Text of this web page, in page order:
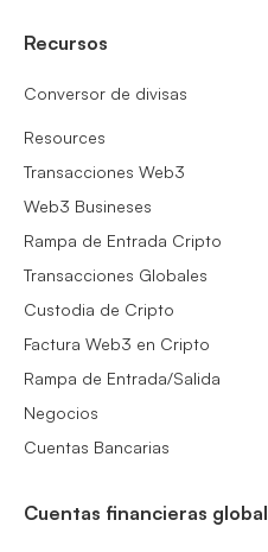
Recursos
Conversor de divisas
Resources
Transacciones Web3
Web3 Busineses
Rampa de Entrada Cripto
Transacciones Globales
Custodia de Cripto
Factura Web3 en Cripto
Rampa de Entrada/Salida
Negocios
Cuentas Bancarias
Cuentas financieras